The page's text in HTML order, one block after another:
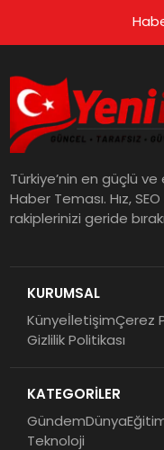
Türkiye’nin en güçlü
Haber Teması. Hız,
rakiplerinizi geride
KURUMSAL
KünyeİletişimÇerez
Gizlilik Politikası
KATEGORİLER
GündemDünya
Teknoloji